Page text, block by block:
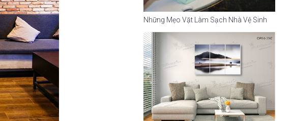
Những Mẹo Vặt Làm Sạch Nhà Vệ Sinh